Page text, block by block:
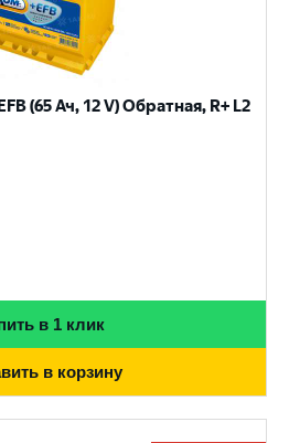
(65 Ач, 12 V) Обратная, R+ L2
в 1 клик
в корзину